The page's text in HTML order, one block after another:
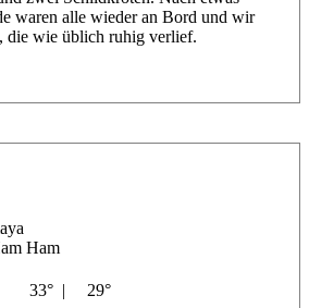
waren alle wieder an Bord und wir
die wie üblich ruhig verlief.
Ham
33° | 29°